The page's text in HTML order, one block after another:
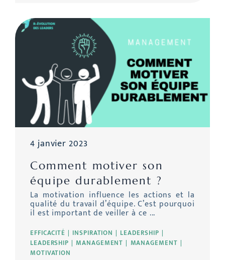
EFFICACITÉ INSPIRATION
LEADERSHIP
LEADERSHIP
MANAGEMENT
MANAGEMENT
MOTIVATION
Comment motiver son
équipe durablement ?
4 janvier 2023
La motivation influence les actions et la
qualité du travail d’équipe. C’est pourquoi
il est important de veiller à ce ...